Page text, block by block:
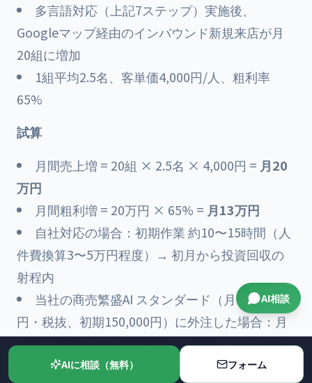
多言語対応（上記7ステップ）実施後、
Googleマップ経由のインバウンド新規来店が月
20組に増加
1組平均2.5名、客単価4,000円/人、粗利率
65%
試算
月間売上増 = 20組 × 2.5名 × 4,000円 = 月20
万円
月間粗利増 = 20万円 × 65% = 月13万円
自社対応の場合：初期作業 約10〜15時間（人
件費換算3〜5万円程度）→ 初月から投資回収の
射程内
当社の商売繁盛AI スタンダード（月49,800
円・税抜、初期150,000円）に外注した場合：月
粗利13万円に対し月額費用4.98万円。インバウン
ド分だけで月額費用を上回り、国内客向けMEO効
AIに相談（無料） フォーム
AI相談